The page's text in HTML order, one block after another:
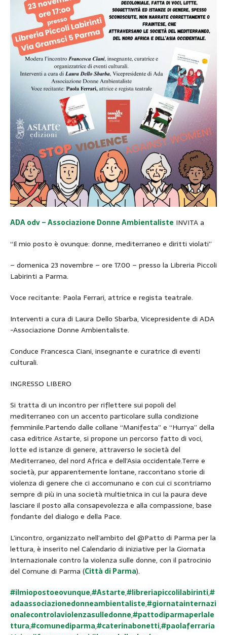
ADA odv – Associazione Donne Ambientaliste INVITA a
“Il mio posto è ovunque: donne, mediterraneo e diritti violati”
– domenica 23 novembre – ore 17.00 – presso la Libreria Piccoli
Labirinti a Parma.
Voce recitante: Paola Ferrari, attrice e regista teatrale.
Interventi a cura di Laura Dello Sbarba, Vicepresidente di ADA
-Associazione Donne Ambientaliste.
Conduce Francesca Ciani, insegnante e curatrice di eventi
culturali.
INGRESSO LIBERO
Si tratta di un incontro per riflettere sui popoli del
mediterraneo con un accento particolare sulla condizione
femminile.Partendo dalle collane “Manifesta” e “Hurrya” della
casa editrice Astarte, si propone un percorso fatto di voci,
lotte ed istanze di genere, attraverso le società del
Mediterraneo, del nord Africa e dell’Asia occidentale.Terre e
società, pur apparentemente lontane, raccontano storie di
violenza di genere che ci accomunano e con cui ci scontriamo
sempre di più in una società multietnica in cui la paura deve
lasciare il posto alla consapevolezza e alla compassione, base
fondante del dialogo e della Pace.
L’incontro, organizzato nell’ambito del @Patto di Parma per la
lettura, è inserito nel Calendario di iniziative per la Giornata
Internazionale contro la violenza sulle donne, con il patrocinio
del Comune di Parma (Città di Parma).
#ilmiopostoeovunque,#Astarte,#libreriapiccolilabirinti,#
adaassociazionedonneambientaliste,#giornatainternazi
onalecontrolaviolenzasulledonne,#pattodiparmaperlale
ttura,#comunediparma,#caterinabonetti,#paolaferraria